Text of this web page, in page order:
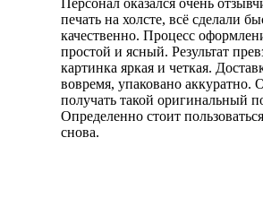
печать на холсте, всё сделали
качественно. Процесс
простой и ясный. Результат
картинка яркая и четкая.
вовремя, упаковано аккуратно.
получать такой оригинальный
Определенно стоит
снова.